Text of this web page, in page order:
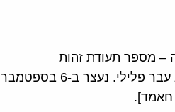
– מספר תעודת זהות
(946047933). שם אימו: נאדיה. יליד שנת 1985 במחוז אל-קודס. ללא עבר פלילי. נעצר ב-6 בספטמבר